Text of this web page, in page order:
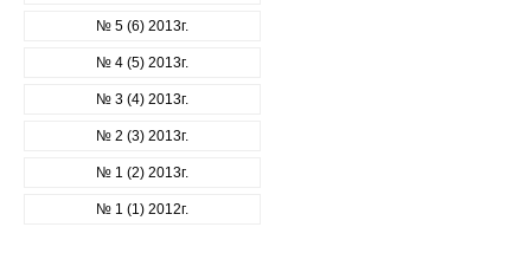
№ 5 (6) 2013г.
№ 4 (5) 2013г.
№ 3 (4) 2013г.
№ 2 (3) 2013г.
№ 1 (2) 2013г.
№ 1 (1) 2012г.